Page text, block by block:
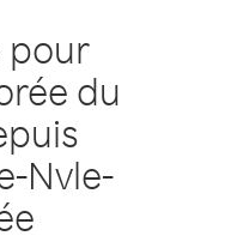
pour
du
Nvle-